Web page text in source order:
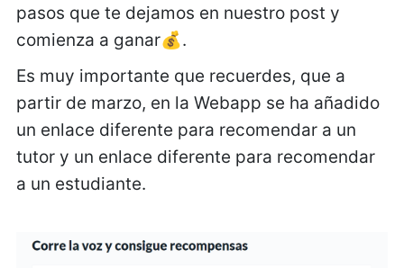
pasos que te dejamos en nuestro post y
comienza a ganar💰.
Es muy importante que recuerdes, que a
partir de marzo, en la Webapp se ha añadido
un enlace diferente para recomendar a un
tutor y un enlace diferente para recomendar
a un estudiante.